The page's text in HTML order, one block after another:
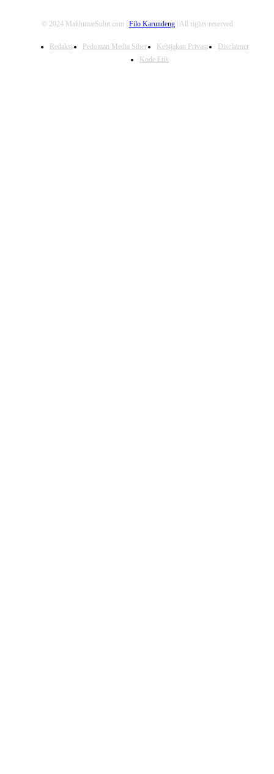
© 2024 MaklumatSulut.com | Filo Karundeng| All rights reserved
Redaksi Pedoman Media Siber Kebijakan Privasi
Disclaimer
Kode Etik